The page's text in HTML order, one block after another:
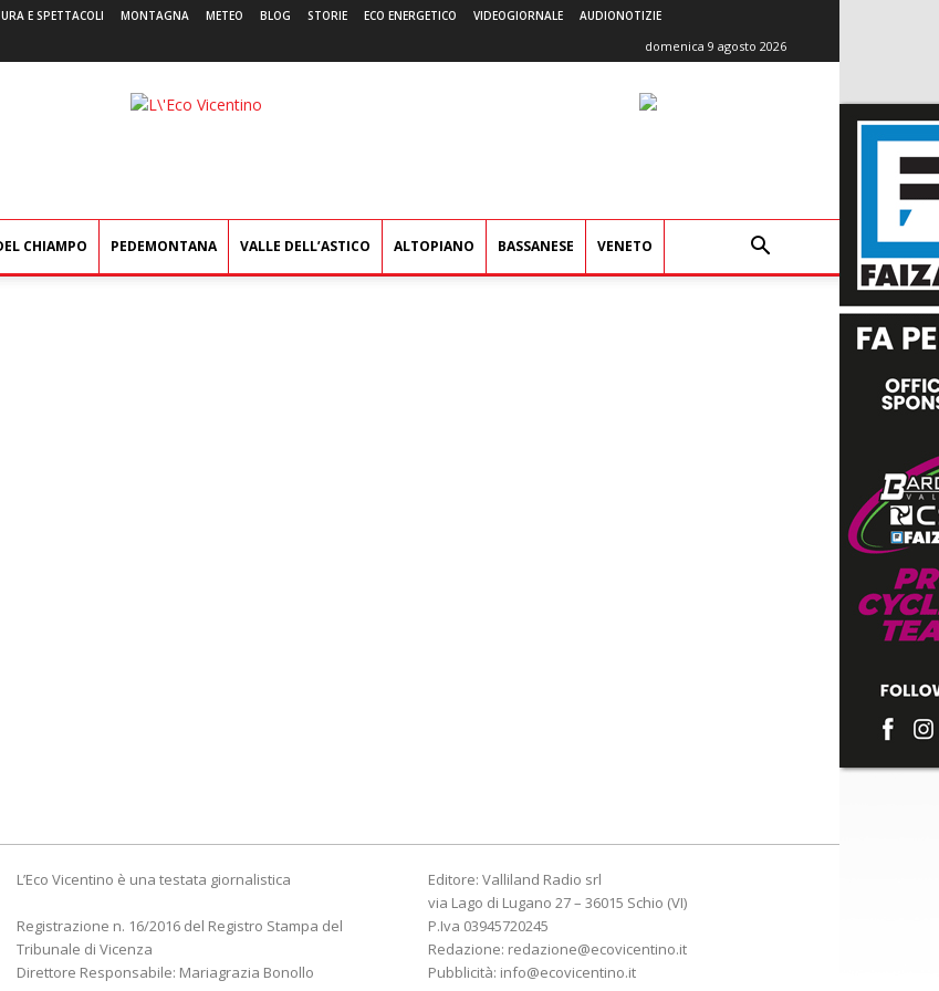
E SPETTACOLI MONTAGNA METEO BLOG STORIE ECO ENERGETICO VIDEOGIORNALE AUDIONOTIZIE
domenica 9 agosto 2026
L'Eco
CHIAMPO PEDEMONTANA VALLE DELL’ASTICO ALTOPIANO BASSANESE VENETO
L’Eco Vicentino è una testata giornalistica
Registrazione n. 16/2016 del Registro Stampa del
Tribunale di Vicenza
Direttore Responsabile: Mariagrazia Bonollo
Editore: Valliland Radio srl
via Lago di Lugano 27 – 36015 Schio (VI)
P.Iva 03945720245
Redazione: redazione@ecovicentino.it
Pubblicità: info@ecovicentino.it